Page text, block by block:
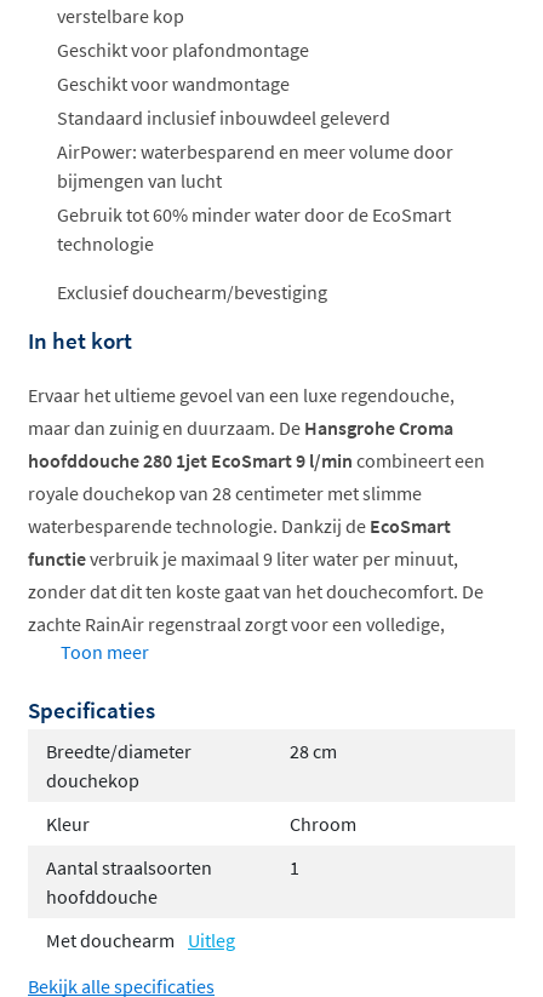
verstelbare kop
Geschikt voor plafondmontage
Geschikt voor wandmontage
Standaard inclusief inbouwdeel geleverd
AirPower: waterbesparend en meer volume door
bijmengen van lucht
Gebruik tot 60% minder water door de EcoSmart
technologie
Exclusief douchearm/bevestiging
In het kort
Ervaar het ultieme gevoel van een luxe regendouche,
maar dan zuinig en duurzaam. De Hansgrohe Croma
hoofddouche 280 1jet EcoSmart 9 l/min combineert een
royale douchekop van 28 centimeter met slimme
waterbesparende technologie. Dankzij de EcoSmart
functieverbruik je maximaal 9 liter water per minuut,
zonder dat dit ten koste gaat van het douchecomfort. De
zachte RainAir regenstraal zorgt voor een volledige,
heerlijke douche-ervaring, terwijl je tegelijkertijd water
portemonnee.
Royale douchekop van 28 cm diameter
Verstelbare hoek via kogelgewricht
Afneembare straalplaat voor eenvoudig
onderhoud
Toon meer
Specificaties
Breedte/diameter
douchekop
28 cm
Kleur
Chroom
Aantal straalsoorten
hoofddouche
1
Met douchearm
Uitleg
Bekijk alle specificaties